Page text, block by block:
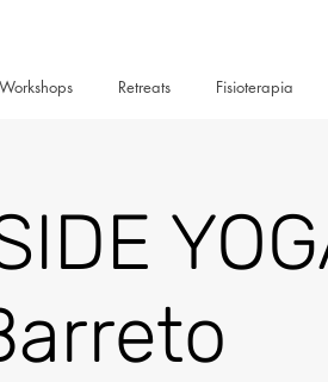
Workshops Retreats Fisioterapia